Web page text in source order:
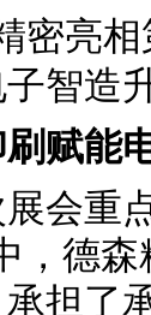
赋能
会重
，德
担了